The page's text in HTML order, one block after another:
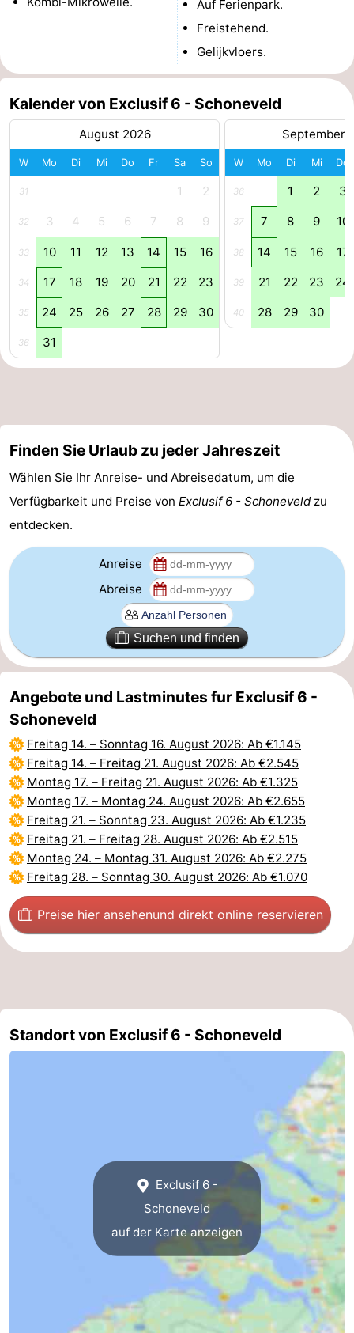
Middelburg
Zeeuws-
Breskens
Cadzand
Retranchement
Natur
Het
Westflandern
Küste
-
Heist
Zeebrugge
-
Blankenberge
-
Kontakt
Auf Ferienpark.
Freistehend.
Gelijkvloers.
Kalender von Exclusif 6 - Schoneveld
August 2026
W Mo Di Mi Do Fr Sa So
31 1 2
32 3 4 5 6 7 8 9
33 10 11 12 13 14 15 16
34 17 18 19 20 21 22 23
35 24 25 26 27 28 29 30
36 31
September
W Mo Di Mi Do
36 1 2 3
37 7 8 9 10
38 14 15 16 17
39 21 22 23 24
40 28 29 30
Finden Sie Urlaub zu jeder Jahreszeit
Wählen Sie Ihr Anreise- und Abreisedatum, um die
Verfügbarkeit und Preise von Exclusif 6 - Schoneveldzu
entdecken.
Anreise
Abreise
Suchen und finden
Angebote und Lastminutes fur Exclusif 6 -
Schoneveld
Freitag 14. – Sonntag 16. August 2026: Ab €1.145
Freitag 14. – Freitag 21. August 2026: Ab €2.545
Montag 17. – Freitag 21. August 2026: Ab €1.325
Montag 17. – Montag 24. August 2026: Ab €2.655
Freitag 21. – Sonntag 23. August 2026: Ab €1.235
Freitag 21. – Freitag 28. August 2026: Ab €2.515
Montag 24. – Montag 31. August 2026: Ab €2.275
Freitag 28. – Sonntag 30. August 2026: Ab €1.070
Preise hier ansehenund direkt online reservieren
Standort von Exclusif 6 - Schoneveld
Exclusif 6 -
Schoneveld
auf der Karte anzeigen